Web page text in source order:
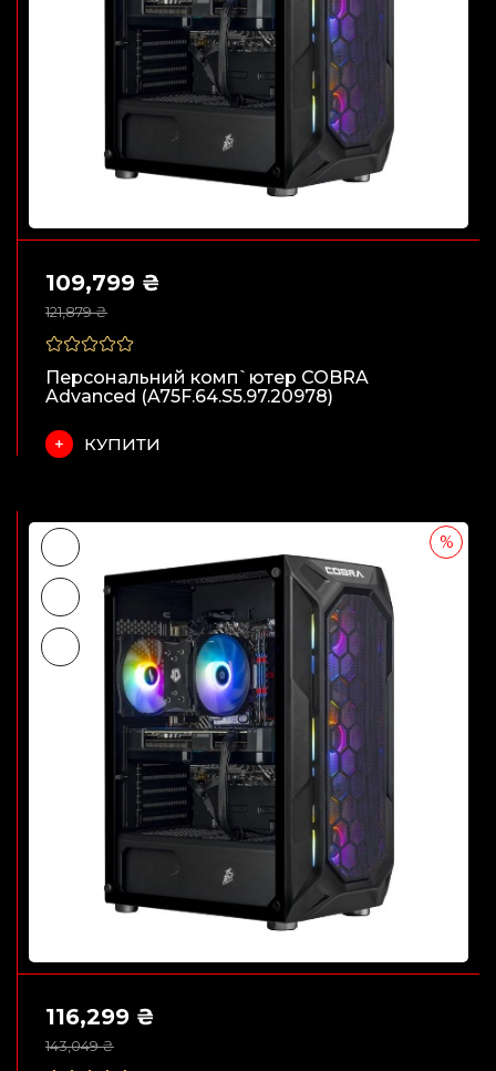
121,879 ₴
109,799 ₴
Персональний комп`ютер COBRA
Advanced (A75F.64.S5.97.20978)
КУПИТИ
143,049 ₴
116,299 ₴